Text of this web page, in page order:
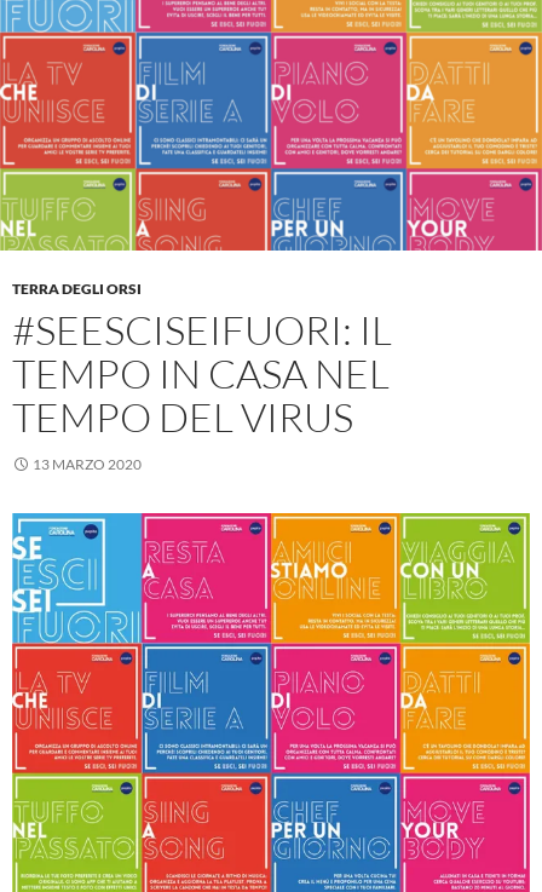
TERRA DEGLI ORSI
#SEESCISEIFUORI: IL
TEMPO IN CASA NEL
TEMPO DEL VIRUS
13 MARZO 2020